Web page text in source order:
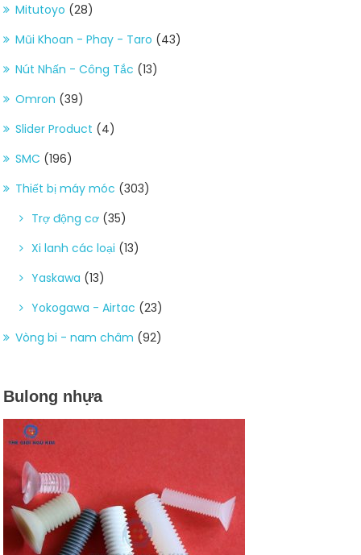
Mitutoyo (28)
Mũi Khoan - Phay - Taro (43)
Nút Nhấn - Công Tắc (13)
Omron (39)
Slider Product (4)
SMC (196)
Thiết bị máy móc (303)
Trợ động cơ (35)
Xi lanh các loại (13)
Yaskawa (13)
Yokogawa - Airtac (23)
Vòng bi - nam châm (92)
Bulong nhựa